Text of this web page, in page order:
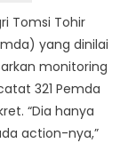
Tomsi Tohir
yang dinilai
monitoring
321 Pemda
“Dia hanya
action-nya,”